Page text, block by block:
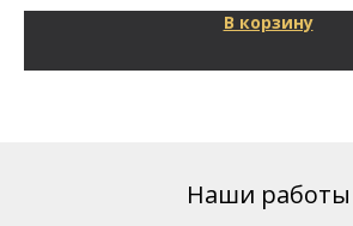
В корзину
Наши работы